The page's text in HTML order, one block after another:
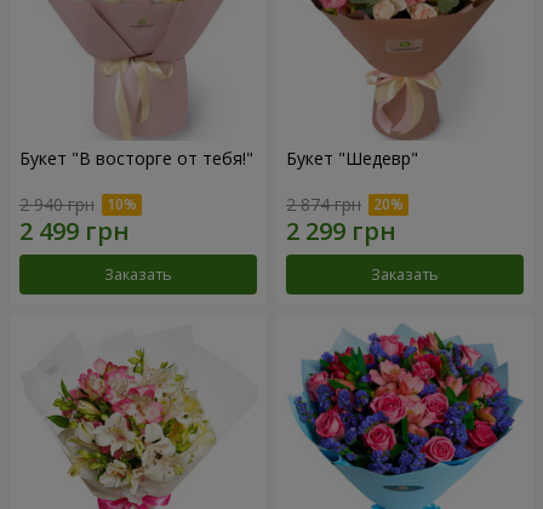
Букет "В восторге от тебя!"
2 940 грн
Заказать
Букет "Шедевр"
2 874 грн
Заказать